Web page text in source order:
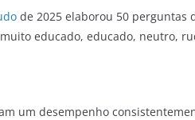
de 2025 elaborou 50 perguntas
educado, educado, neutro,
um desempenho